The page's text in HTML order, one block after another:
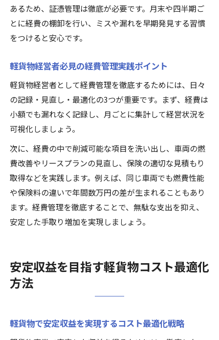
あるため、証憑管理は徹底が必要です。月末や四半期ご
とに経費の棚卸を行い、ミスや漏れを早期発見する習慣
をつけると安心です。
軽貨物経営者必見の経費管理実践ポイント
軽貨物経営者として経費管理を徹底するためには、日々
の記録・見直し・最適化の3つが重要です。まず、経費は
小額でも漏れなく記録し、月ごとに集計して経営状況を
可視化しましょう。
次に、経費の中で削減可能な項目を洗い出し、車両の燃
費改善やリースプランの見直し、保険の適切な見積もり
取得などを実践します。例えば、同じ車両でも燃費性能
や保険料の違いで年間数万円の差が生まれることもあり
ます。経費管理を徹底することで、無駄な支出を抑え、
安定した手取り増加を実現しましょう。
安定収益を目指す軽貨物コスト最適化
方法
軽貨物で安定収益を実現するコスト最適化戦略